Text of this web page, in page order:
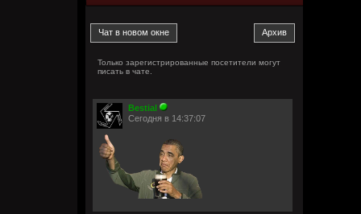
Только зарегистрированные посетители могут
писать в чате.
Bestial
Сегодня в 14:37:07